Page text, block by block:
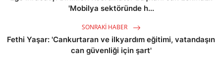
'Mobilya sektöründe h...
SONRAKI HABER
Fethi Yaşar: 'Cankurtaran ve ilkyardım eğitimi, vatandaşın
can güvenliği için şart'